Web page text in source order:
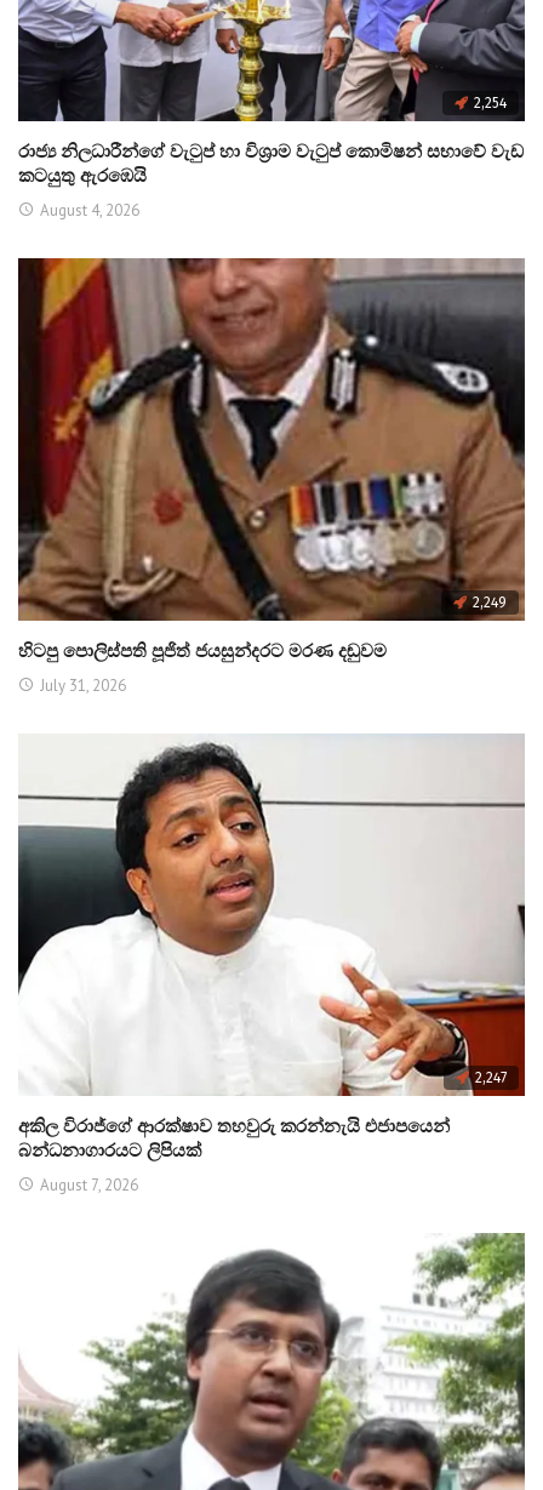
2,254
රාජ්‍ය නිලධාරීන්ගේ වැටුප් හා විශ්‍රාම වැටුප් කොමිෂන් සභාවේ වැඩ
කටයුතු ඇරඹෙයි
August 4, 2026
2,249
හිටපු පොලිස්පති පූජිත් ජයසුන්දරට මරණ දඬුවම
July 31, 2026
2,247
අකිල විරාජ්ගේ ආරක්ෂාව තහවුරු කරන්නැයි එජාපයෙන්
බන්ධනාගාරයට ලිපියක්
August 7, 2026